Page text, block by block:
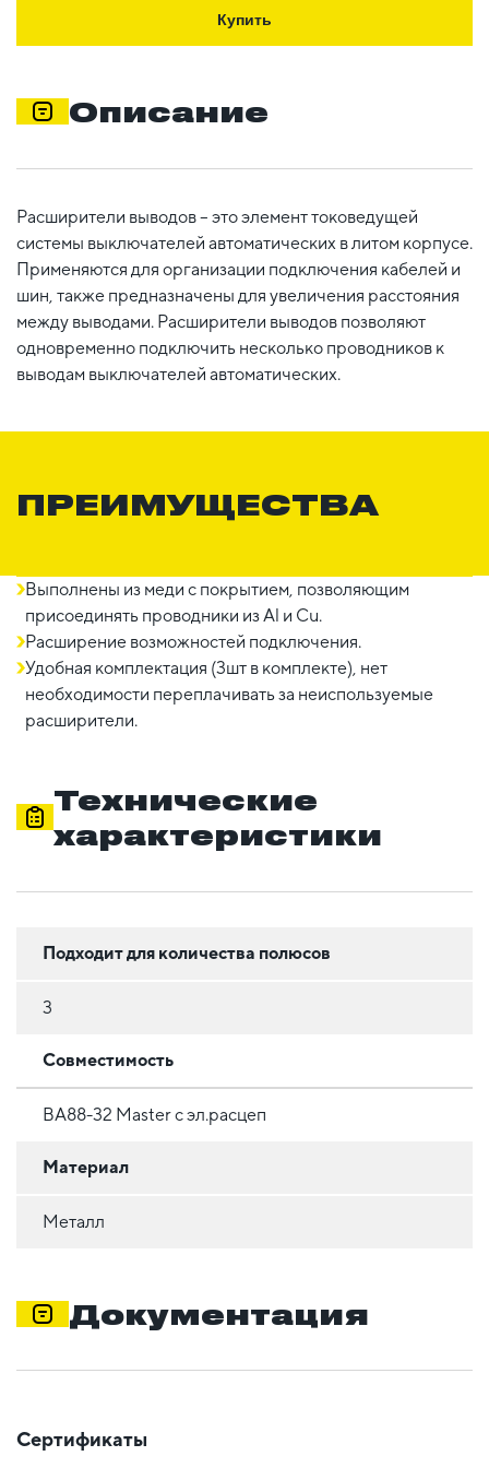
Купить
Описание
Расширители выводов – это элемент токоведущей
системы выключателей автоматических в литом корпусе.
Применяются для организации подключения кабелей и
шин, также предназначены для увеличения расстояния
между выводами. Расширители выводов позволяют
одновременно подключить несколько проводников к
выводам выключателей автоматических.
ПРЕИМУЩЕСТВА
Выполнены из меди с покрытием, позволяющим
присоединять проводники из Al и Cu.
Расширение возможностей подключения.
Удобная комплектация (3шт в комплекте), нет
необходимости переплачивать за неиспользуемые
расширители.
Технические
характеристики
Подходит для количества полюсов
3
Совместимость
ВА88-32 Master c эл.расцеп
Материал
Металл
Документация
Сертификаты